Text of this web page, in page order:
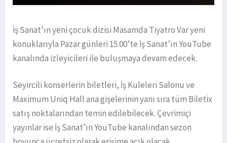
İş Sanat’ın yeni çocuk dizisi Masamda Tiyatro Var yeni
konuklarıyla Pazar günleri 15.00’te İş Sanat’ın YouTube
kanalında izleyicileri ile buluşmaya devam edecek.
Seyircili konserlerin biletleri, İş Kuleleri Salonu ve
Maximum Uniq Hall ana gişelerinin yanı sıra tüm Biletix
satış noktalarından temin edilebilecek. Çevrimiçi
yayınlar ise İş Sanat’ın YouTube kanalından sezon